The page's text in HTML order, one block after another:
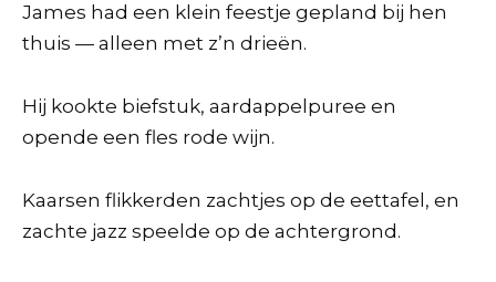
James had een klein feestje gepland bij hen
thuis — alleen met z’n drieën.
Hij kookte biefstuk, aardappelpuree en
opende een fles rode wijn.
Kaarsen flikkerden zachtjes op de eettafel, en
zachte jazz speelde op de achtergrond.